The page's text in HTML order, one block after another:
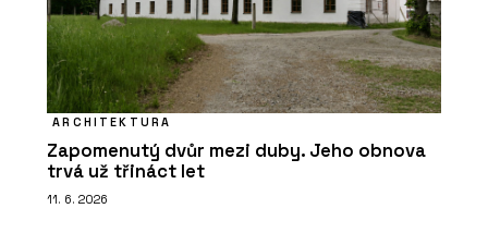
ARCHITEKTURA
Zapomenutý dvůr mezi duby. Jeho obnova
trvá už třináct let
11. 6. 2026